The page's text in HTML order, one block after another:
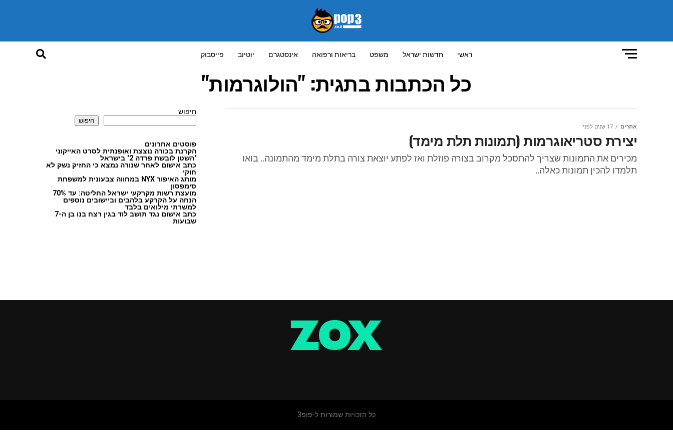
ראשי חדשות ישראל משפט בריאות ורפואה אינסטגרם יוטיוב פייסבוק
כל הכתבות בתגית: "הולוגרמות"
אתרים 17 שנים לפני
יצירת סטריאוגרמות (תמונות תלת מימד)
מכירים את התמונות שצריך להתסכל מקרוב בצורה פוזלת ואז לפתע יוצאת צורה בתלת מימד מהתמונה.. בואו
תלמדו להכין תמונות כאלה..
חיפוש
חיפוש
פוסטים אחרונים
הקרנת בכורה נוצצת ואופנתית לסרט האייקוני
'השטן לובשת פרדה 2' בישראל
כתב אישום לאחר שנורה נמצא כי החזיק נשק לא
חוקי
מותג האיפור NYX במחווה צבעונית למשפחת
סימפסון
מועצת רשות מקרקעי ישראל החליטה: עד 70%
הנחה על הקרקע בלהבים וביישובים נוספים
למשרתי מילואים בלבד
כתב אישום נגד תושב לוד בגין רצח בנו בן ה-7
שבועות
כל הזכויות שמורות ל-פופ3